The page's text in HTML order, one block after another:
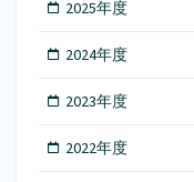
2025年度
2024年度
2023年度
2022年度